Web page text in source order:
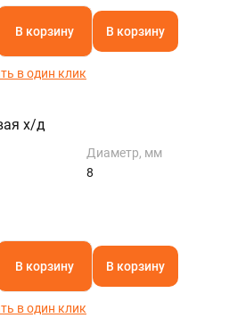
В корзину В корзину
в один клик
х/д
Диаметр, мм
8
В корзину В корзину
в один клик